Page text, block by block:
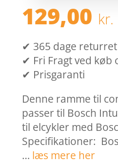
129,00 kr.
✔ 365 dage
✔ Fri Fragt ved køb
✔ Prisgaranti
Denne ramme til
passer til Bosch
til elcykler med
Specifikationer:
… læs mere her